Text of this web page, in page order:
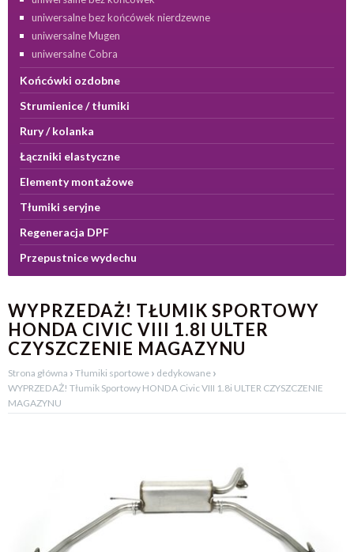
uniwersalne bez końcówek nierdzewne
uniwersalne Mugen
uniwersalne Cobra
Końcówki ozdobne
Strumienice / tłumiki
Rury / kolanka
Łączniki elastyczne
Elementy montażowe
Tłumiki seryjne
Regeneracja DPF
Przepustnice wydechu
WYPRZEDAŻ! TŁUMIK SPORTOWY
HONDA CIVIC VIII 1.8I ULTER
CZYSZCZENIE MAGAZYNU
Strona główna › Tłumiki sportowe › dedykowane ›
WYPRZEDAŻ! Tłumik Sportowy HONDA Civic VIII 1.8i ULTER CZYSZCZENIE
MAGAZYNU